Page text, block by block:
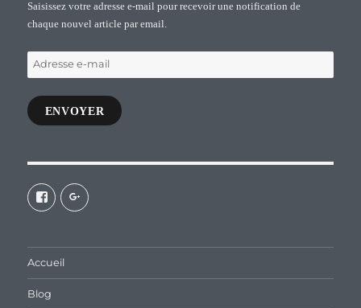
Saisissez votre adresse e-mail pour recevoir une notification de
chaque nouvel article par email.
Adresse
e-
mail
ENVOYER
Voir
le
profil
Facebook
Voir
le
profil
Accueil
Blog